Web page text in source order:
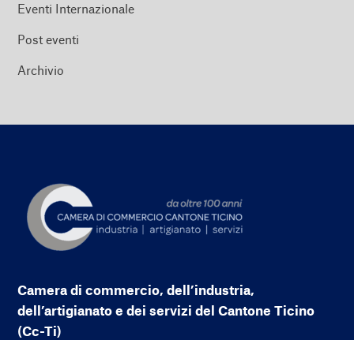
Eventi Internazionale
Post eventi
Archivio
Camera di commercio, dell’industria,
dell’artigianato e dei servizi del Cantone Ticino
(Cc-Ti)